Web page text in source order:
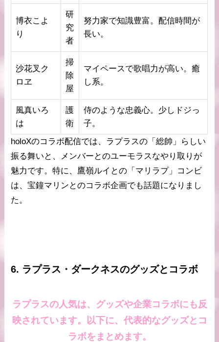
博衣こよ
り
研
究
者
努力家で知識豊富。配信時間が
長い。
沙花叉ク
ロヱ
掃
除
屋
マイペースで歌唱力が高い。癒
し系。
風真いろ
は
護
衛
侍のような忠義心。少しドジっ
子。
holoXのコラボ配信では、ラプラスの「総帥」らしい
振る舞いと、メンバーとのユーモラスなやり取りが
魅力です。特に、鷹嶺ルイとの「マリラプ」コンビ
は、宝鐘マリンとのコラボ企画でも話題になりまし
た。
6. ラプラス・ダークネスのグッズとコラボ
ラプラスの人気は、グッズや企業コラボにも反
映されています。以下に、代表的なグッズとコ
ラボをまとめます。